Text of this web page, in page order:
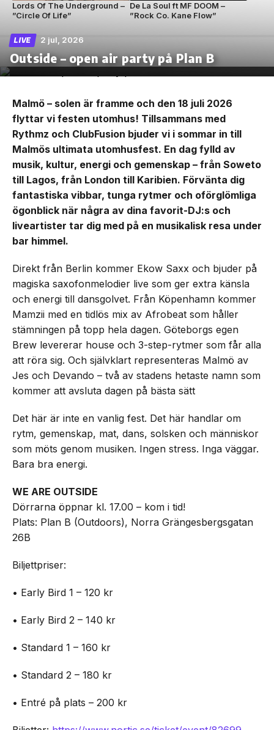
Lords Of The Underground –
”Circle Of Life”
De La Soul ft MF DOOM –
”Rock Co. Kane Flow”
LIVE 2 jul, 2026
Outside – open air party på Plan B
Malmö – solen är framme och den 18 juli 2026
flyttar vi festen utomhus! Tillsammans med
Rythmz och ClubFusion bjuder vi i sommar in till
Malmös ultimata utomhusfest. En dag fylld av
musik, kultur, energi och gemenskap – från Soweto
till Lagos, från London till Karibien. Förvänta dig
fantastiska vibbar, tunga rytmer och oförglömliga
ögonblick när några av dina favorit-DJ:s och
liveartister tar dig med på en musikalisk resa under
bar himmel.
Direkt från Berlin kommer Ekow Saxx och bjuder på
magiska saxofonmelodier live som ger extra känsla
och energi till dansgolvet. Från Köpenhamn kommer
Mamzii med en tidlös mix av Afrobeat som håller
stämningen på topp hela dagen. Göteborgs egen
Brew levererar house och 3-step-rytmer som får alla
att röra sig. Och självklart representeras Malmö av
Jes och Devando – två av stadens hetaste namn som
kommer att avsluta dagen på bästa sätt
Det här är inte en vanlig fest. Det här handlar om
rytm, gemenskap, mat, dans, solsken och människor
som möts genom musiken. Ingen stress. Inga väggar.
Bara bra energi.
WE ARE OUTSIDE
Dörrarna öppnar kl. 17.00 – kom i tid!
Plats: Plan B (Outdoors), Norra Grängesbergsgatan
26B
Biljettpriser:
• Early Bird 1 – 120 kr
• Early Bird 2 – 140 kr
• Standard 1 – 160 kr
• Standard 2 – 180 kr
• Entré på plats – 200 kr